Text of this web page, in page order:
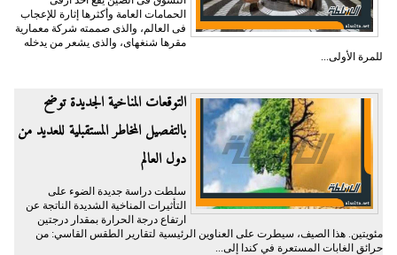
الحمامات العامة وأكثرها إثارة للإعجاب
فى العالم، والذى صممته شركة معمارية
مقرها شنغهاى، والذى يشعر من يدخله
للمرة الأولى...
التوقعات المناخية الجديدة توضح
بالتفصيل المخاطر المستقبلية للعديد من
دول العالم
سلطت دراسة جديدة الضوء على
التأثيرات المناخية الشديدة الناتجة عن
ارتفاع درجة الحرارة بمقدار درجتين
مئويتين. هذا الصيف، سيطرت على العناوين الرئيسية لتقارير الطقس القاسي: من
حرائق الغابات المستعرة في كندا إلى...